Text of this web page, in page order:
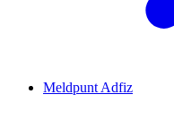
Meldpunt Adfiz